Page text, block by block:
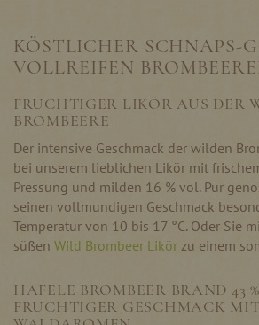
KÖSTLICHER SCHNAPS-
VOLLREIFEN
FRUCHTIGER LIKÖR AUS DER
BROMBEERE
Der intensive Geschmack der wilden
bei unserem lieblichen Likör mit
Pressung und milden 16 % vol. Pur
seinen vollmundigen Geschmack
Temperatur von 10 bis 17 °C. Oder Sie
süßen Wild Brombeer Likör zu einem
HAFELE BROMBEER BRAND 43
FRUCHTIGER GESCHMACK